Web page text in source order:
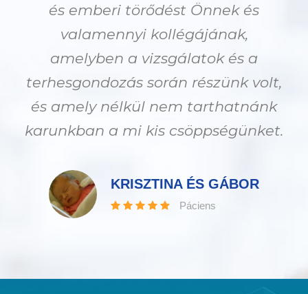
és emberi törődést Önnek és
valamennyi kollégájának,
amelyben a vizsgálatok és a
terhesgondozás során részünk volt,
és amely nélkül nem tarthatnánk
karunkban a mi kis csöppségünket.
KRISZTINA ÉS GÁBOR
Páciens